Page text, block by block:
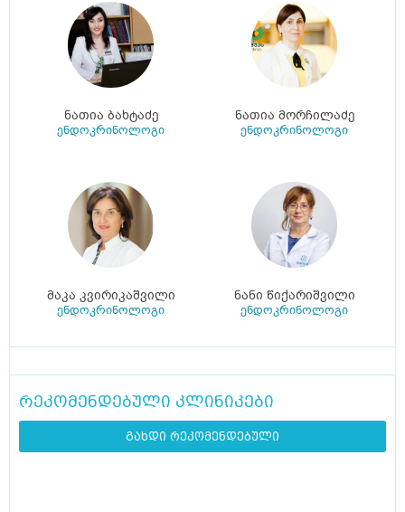
ნათია ბახტაძე
ენდოკრინოლოგი
ნათია მორჩილაძე
ენდოკრინოლოგი
მაკა კვირიკაშვილი
ენდოკრინოლოგი
ნანი წიქარიშვილი
ენდოკრინოლოგი
რეკომენდებული კლინიკები
გახდი რეკომენდებული